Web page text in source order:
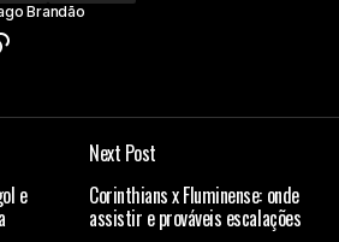
Brandão
e
Next Post
Corinthians x Fluminense: onde
assistir e prováveis escalações